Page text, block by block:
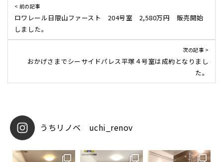
< 前の記事
ロワレール日限山ファースト 204号室 2,580万円 販売開始
しました。
次の記事 >
おかげさまでシーサイドパレス平塚４号室は成約となりまし
た。
uchi_renov